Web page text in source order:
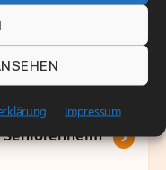
Impressum
Das
Hoffnung
›